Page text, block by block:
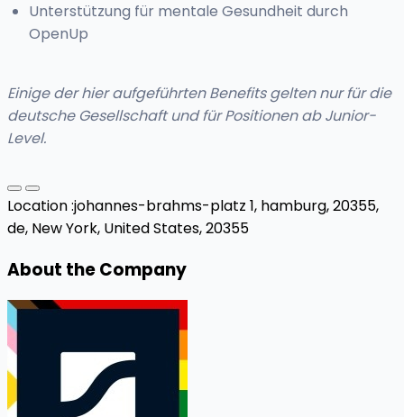
Unterstützung für mentale Gesundheit durch
OpenUp
Einige der hier aufgeführten Benefits gelten nur für die
deutsche Gesellschaft und für Positionen ab Junior-
Level.
Location :johannes-brahms-platz 1, hamburg, 20355,
de, New York, United States, 20355
About the Company